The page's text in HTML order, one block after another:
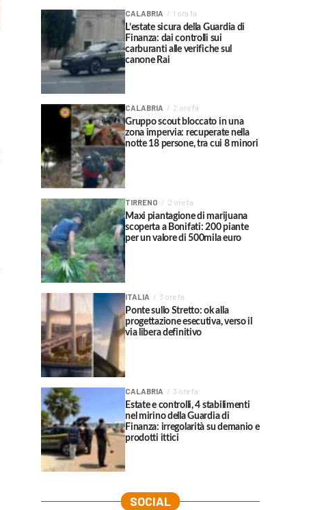
CALABRIA 1 ora fa
L’estate sicura della Guardia di
Finanza: dai controlli sui
carburanti alle verifiche sul
canone Rai
CALABRIA 2 ore fa
Gruppo scout bloccato in una
zona impervia: recuperate nella
notte 18 persone, tra cui 8 minori
TIRRENO 2 ore fa
Maxi piantagione di marijuana
scoperta a Bonifati: 200 piante
per un valore di 500mila euro
ITALIA 3 ore fa
Ponte sullo Stretto: ok alla
progettazione esecutiva, verso il
via libera definitivo
CALABRIA 3 ore fa
Estate e controlli, 4 stabilimenti
nel mirino della Guardia di
Finanza: irregolarità su demanio e
prodotti ittici
SOCIAL